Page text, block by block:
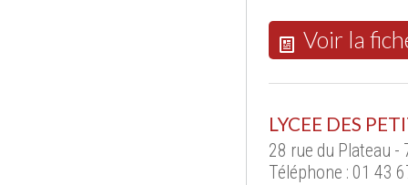
Voir la
LYCEE DES
28 rue du Plateau -
Téléphone : 01 43